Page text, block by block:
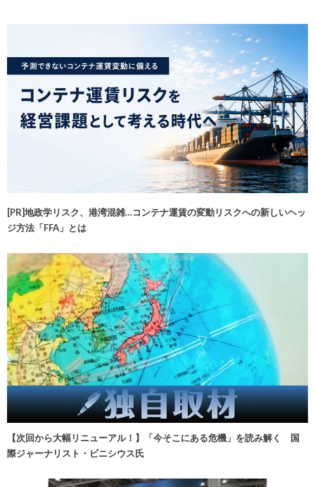
[PR]地政学リスク、港湾混雑…コンテナ運賃の変動リスクへの新しいヘッ
ジ方法「FFA」とは
【次回から大幅リニューアル！】「今そこにある危機」を読み解く 国
際ジャーナリスト・ビニシウス氏